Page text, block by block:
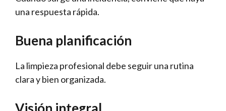
una respuesta rápida.
Buena planificación
La limpieza profesional debe seguir una rutina
clara y bien organizada.